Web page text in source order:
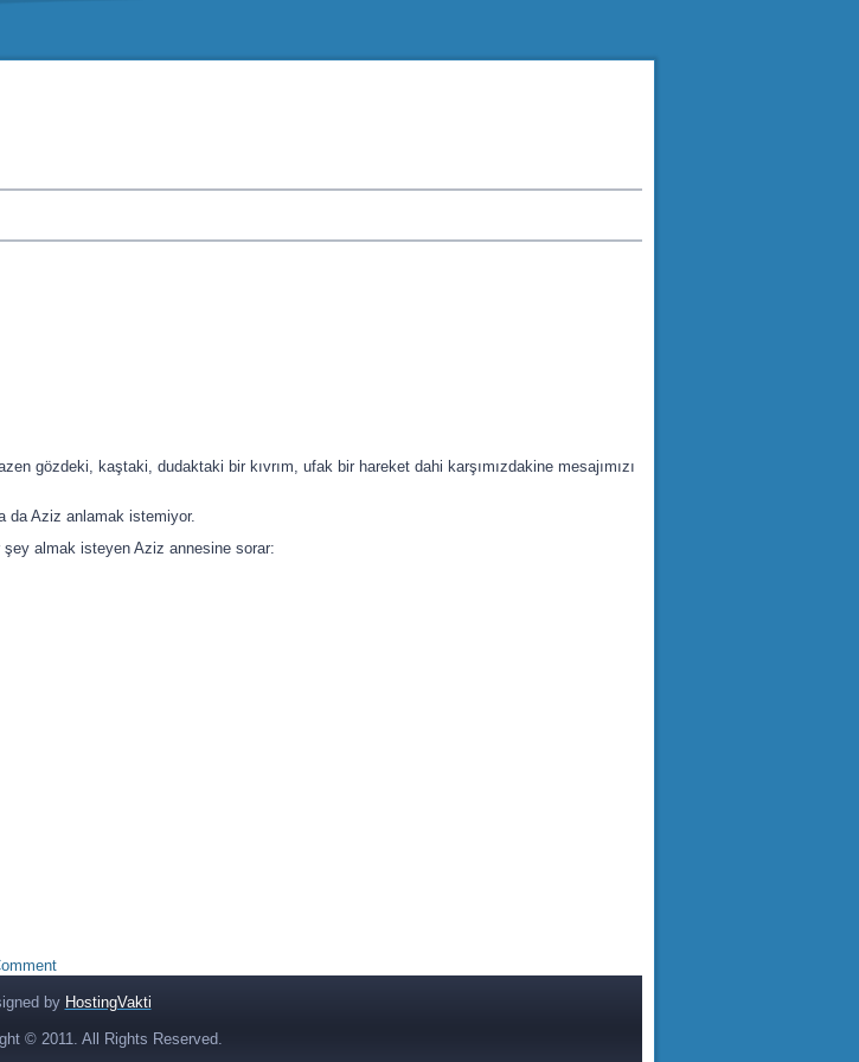
gözdeki, kaştaki, dudaktaki bir kıvrım, ufak bir hareket dahi karşımızdakine mesajımızı
da Aziz anlamak istemiyor.
almak isteyen Aziz annesine sorar:
by HostingVakti
© 2011. All Rights Reserved.